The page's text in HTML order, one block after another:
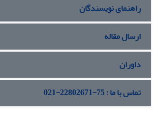
راهنمای نویسندگان
ارسال مقاله
داوران
تماس با ما : 75-22802671-021